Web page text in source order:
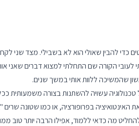
הקורה שם התחלתי למצוא דברים שאני
עשויה להשתנות בצורה משמעותית
בפרופורציה, או כמו שטונה שרים
מה כדאי ללמוד, אפילו הרבה יותר טוב